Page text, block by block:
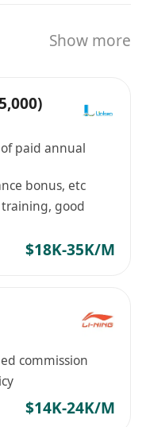
時段內之彈性上下
工作模式；
領導力發展計劃。
Show more
paid annual
bonus, etc
good
$18K-35K/M
commission
$14K-24K/M